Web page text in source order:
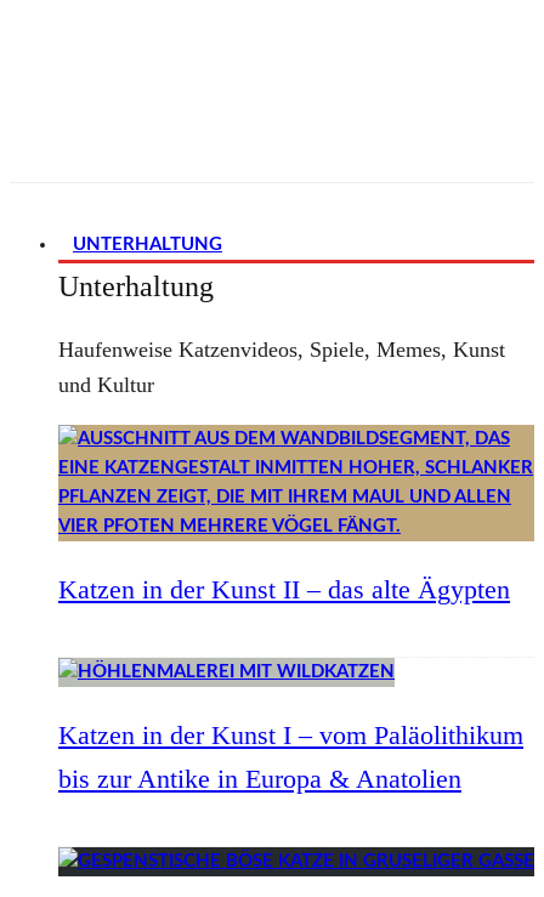
UNTERHALTUNG
Unterhaltung
Haufenweise Katzenvideos, Spiele, Memes, Kunst
und Kultur
Katzen in der Kunst II – das alte Ägypten
Katzen in der Kunst I – vom Paläolithikum
bis zur Antike in Europa & Anatolien